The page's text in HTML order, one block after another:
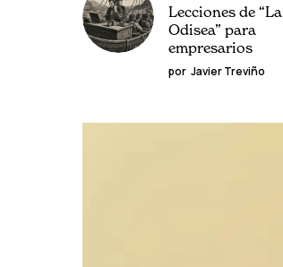
Lecciones de “La
Odisea” para
empresarios
por Javier Treviño